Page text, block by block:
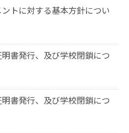
トに対する基本方針につい
書発行、及び学校閉鎖につ
書発行、及び学校閉鎖につ